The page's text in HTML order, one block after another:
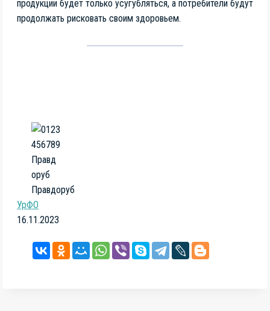
продукции будет только усугубляться, а потребители будут
продолжать рисковать своим здоровьем.
Правдоруб
УрФО
16.11.2023